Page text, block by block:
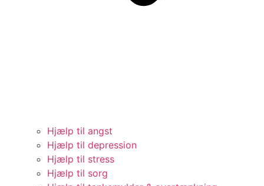
Hjælp til angst
Hjælp til depression
Hjælp til stress
Hjælp til sorg